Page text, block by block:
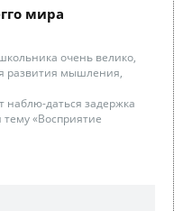
мира
очень велико,
развития мышления,
наблю-даться задержка
«Восприятие